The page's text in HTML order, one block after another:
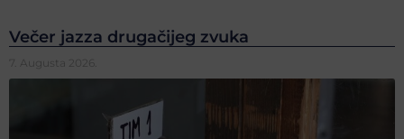
Večer jazza drugačijeg zvuka
7. Augusta 2026.